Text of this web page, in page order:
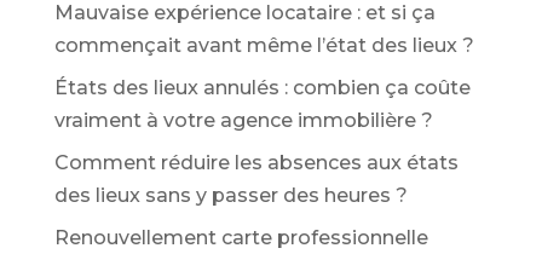
Mauvaise expérience locataire : et si ça
commençait avant même l’état des lieux ?
États des lieux annulés : combien ça coûte
vraiment à votre agence immobilière ?
Comment réduire les absences aux états
des lieux sans y passer des heures ?
Renouvellement carte professionnelle